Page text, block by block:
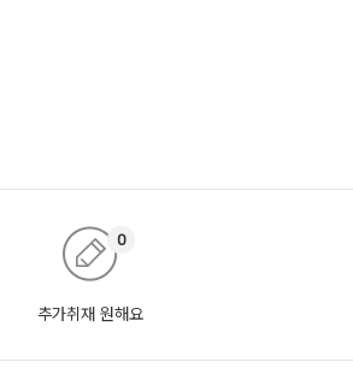
추가취재 원해요
0